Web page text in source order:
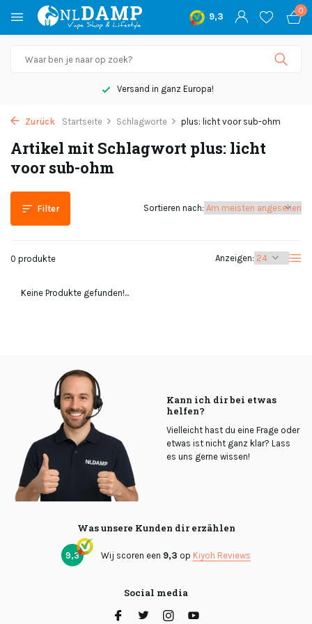
9,3
0
Versand in ganz Europa!
Zurück Startseite Schlagworte plus: licht voor sub-ohm
Artikel mit Schlagwort plus: licht
voor sub-ohm
Filter
0 produkte Anzeigen:
Sortieren nach:
Keine Produkte gefunden!...
Kann ich dir bei etwas
helfen?
Vielleicht hast du eine Frage oder
etwas ist nicht ganz klar? Lass
es uns gerne wissen!
Was unsere Kunden dir erzählen
9,3 Wij scoren een 9,3 op Kiyoh Reviews
Social media